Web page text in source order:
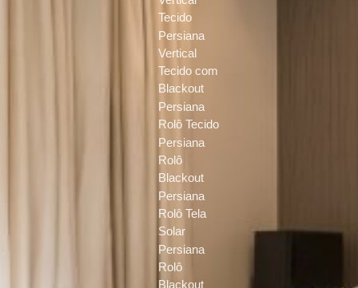
Tecido
Persiana
Vertical
Tecido com
Blackout
Persiana
Rolô Tecido
Persiana
Rolô
Blackout
Persiana
Rolô Tela
Solar
Persiana
Rolô
Blackout